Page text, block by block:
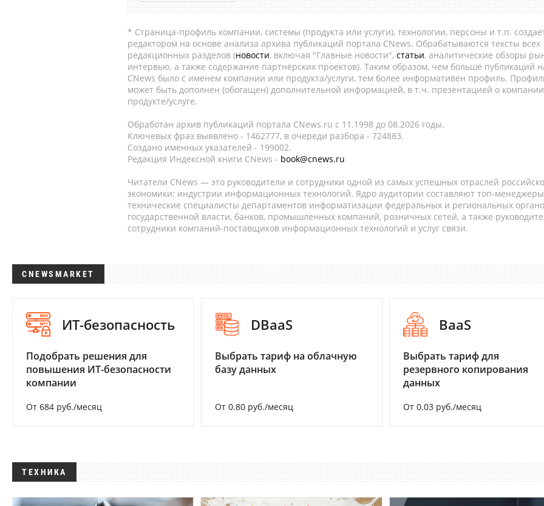
* Страница-профиль компании, системы (продукта или услуги), технологии, персоны и т.п.
редактором на основе анализа архива публикаций портала CNews. Обрабатываются тексты всех
редакционных разделов (новости, включая "Главные новости", статьи, аналитические обзоры
интервью, а также содержание партнёрских проектов). Таким образом, чем больше публикаций
CNews было с именем компании или продукта/услуги, тем более информативен профиль.
может быть дополнен (обогащен) дополнительной информацией, в т.ч. презентацией о
продукте/услуге.
Обработан архив публикаций портала CNews.ru c 11.1998 до 08.2026 годы.
Ключевых фраз выявлено - 1462777, в очереди разбора - 724883.
Создано именных указателей - 199002.
Редакция Индексной книги CNews - book@cnews.ru
Читатели CNews — это руководители и сотрудники одной из самых успешных отраслей
экономики: индустрии информационных технологий. Ядро аудитории составляют топ-
технические специалисты департаментов информатизации федеральных и региональных
государственной власти, банков, промышленных компаний, розничных сетей, а также
сотрудники компаний-поставщиков информационных технологий и услуг связи.
CNEWSMARKET
ИТ-безопасность
Подобрать решения для
повышения ИТ-безопасности
компании
От 684 руб./месяц
DBaaS
Выбрать тариф на облачную
базу данных
От 0.80 руб./месяц
BaaS
Выбрать тариф для
резервного копирования
данных
От 0.03 руб./месяц
ТЕХНИКА